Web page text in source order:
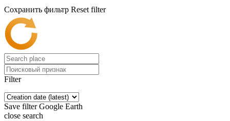
Сохранить фильтр Reset filter
Filter
Save filter Google Earth
close search